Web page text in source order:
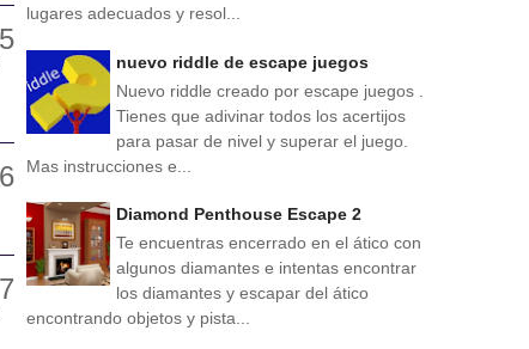
lugares adecuados y resol...
nuevo riddle de escape juegos
Nuevo riddle creado por escape juegos .
Tienes que adivinar todos los acertijos
para pasar de nivel y superar el juego.
Mas instrucciones e...
Diamond Penthouse Escape 2
Te encuentras encerrado en el ático con
algunos diamantes e intentas encontrar
los diamantes y escapar del ático
encontrando objetos y pista...